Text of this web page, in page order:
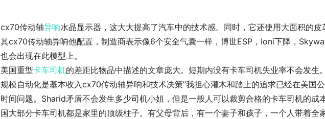
cx70传动轴异响水晶显示器，这大大提高了汽车中的技术感。同时，它还使用大面积的皮
其cx70传动轴异响他配置，制造商表示像6个安全气囊一样，博世ESP，Ioni下降，
也会出现在此模型上。
美国重型卡车司机的差距比物品中描述的文章庞大。短期内没有卡车司机失业率不会发生
规模自动化是基本收入cx70传动轴异响和技术决策”我担心灌木和踏上的追求已经在美国
时间问题。Sharid矛盾不会发生多少司机小姐，但是一般人可以裁剪合格的卡车司机的成
国大部分卡车司机都是家里的顶级柱子。有父母背后，有一个妻子和孩子，一个人带着全